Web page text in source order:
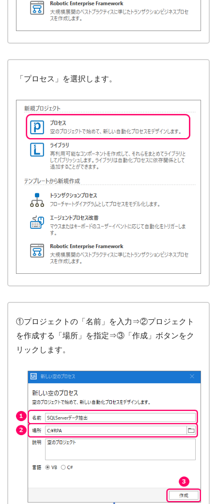
「プロセス」を選択します。
①プロジェクトの「名前」を入力⇒②プロジェクト
を作成する「場所」を指定⇒③「作成」ボタンをク
リックします。